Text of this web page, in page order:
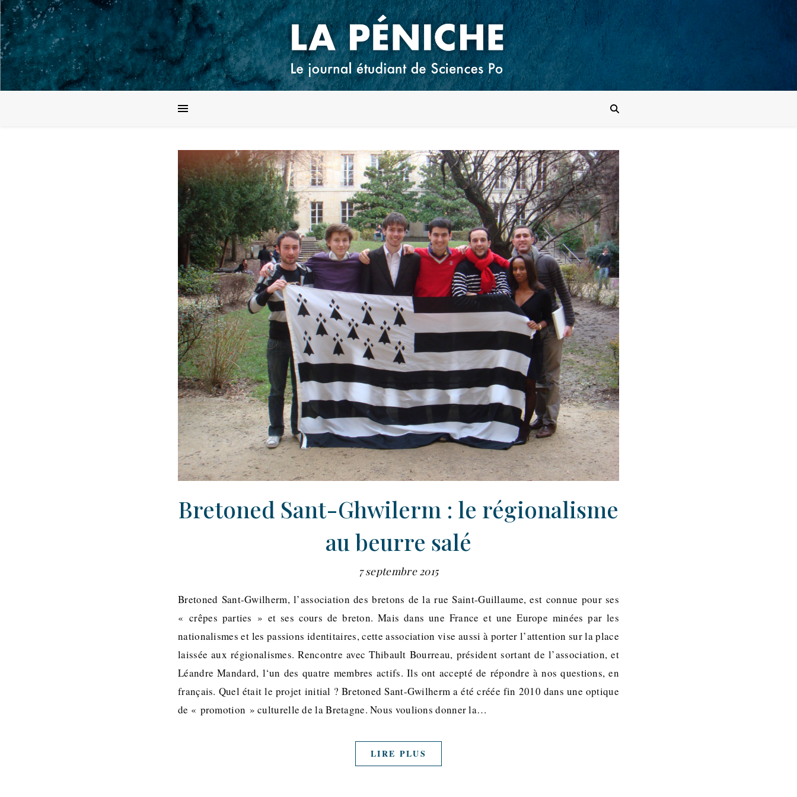
Bretoned Sant-Ghwilerm : le régionalisme
au beurre salé
7 septembre 2015
Bretoned Sant-Gwilherm, l’association des bretons de la rue Saint-Guillaume, est connue pour ses
« crêpes parties » et ses cours de breton. Mais dans une France et une Europe minées par les
nationalismes et les passions identitaires, cette association vise aussi à porter l’attention sur la place
laissée aux régionalismes. Rencontre avec Thibault Bourreau, président sortant de l’association, et
Léandre Mandard, l‘un des quatre membres actifs. Ils ont accepté de répondre à nos questions, en
français. Quel était le projet initial ? Bretoned Sant-Gwilherm a été créée fin 2010 dans une optique
de « promotion » culturelle de la Bretagne. Nous voulions donner la…
LIRE PLUS